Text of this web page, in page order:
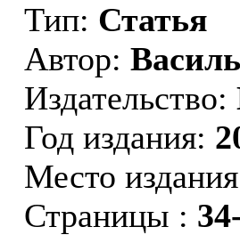
Тип: Статья
Автор:
Издательство:
Год издания:
Место
Страницы :